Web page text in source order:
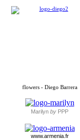
flowers - Diego Barrera
Marilyn by PPP
www.armenia.fr